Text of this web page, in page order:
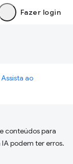
Fazer login
Assista ao
conteúdos para
podem ter erros.